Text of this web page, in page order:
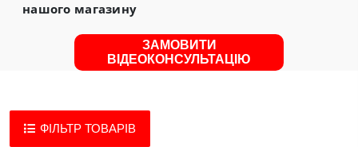
нашого магазину
ЗАМОВИТИ
ВІДЕОКОНСУЛЬТАЦІЮ
ФІЛЬТР ТОВАРІВ